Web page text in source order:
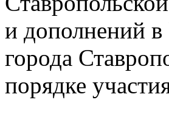
и дополнений в
города
порядке